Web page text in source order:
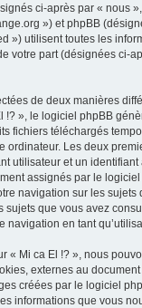
ci-après par « nous
») et phpBB
») utilisent toutes les
votre part (désignées ci-
de deux manières
!? », le logiciel phpBB
fichiers téléchargés
ordinateur. Les deux
utilisateur et un
assignés par le
navigation sur les sujets
sujets que vous avez
navigation en tant
« Mi ca El !? », nous
externes au
créées par le logiciel
informations que vous